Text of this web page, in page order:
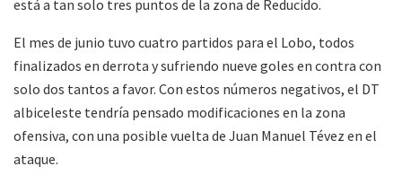
está a tan solo tres puntos de la zona de Reducido.
El mes de junio tuvo cuatro partidos para el Lobo, todos
finalizados en derrota y sufriendo nueve goles en contra con
solo dos tantos a favor. Con estos números negativos, el DT
albiceleste tendría pensado modificaciones en la zona
ofensiva, con una posible vuelta de Juan Manuel Tévez en el
ataque.